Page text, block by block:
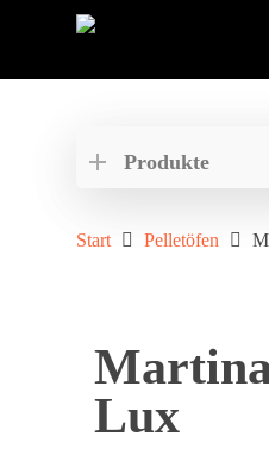
schließen der Suche.
Produkte
Start Pelletöfen
Lux